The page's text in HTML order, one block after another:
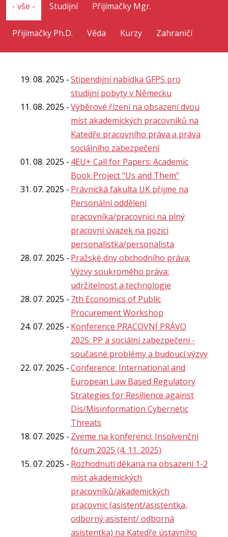
- vše - Studijní Přijímačky Mgr.
Přijímačky Ph.D. Věda Kurzy Zahraničí
19. 08. 2025
Stipendijní nabídka GFPS pro
studijní pobyty v Německu
11. 08. 2025
Výběrové řízení na obsazení dvou
míst akademických pracovníků na
Katedře pracovního práva a práva
sociálního zabezpečení
01. 08. 2025
4EU+ Call for Papers: Academic
Book Project "Us and Them"
31. 07. 2025
Právnická fakulta UK přijme na
Personální oddělení
pracovníka/pracovnici na plný
pracovní úvazek na pozici
personalistka/personalista
28. 07. 2025
Pražské dny obchodního práva:
Výzvy soukromého práva:
udržitelnost a technologie
28. 07. 2025
7th Economics of Public
Procurement Workshop
24. 07. 2025
Konference PRACOVNÍ PRÁVO
2025: PP a sociální zabezpečení -
současné problémy a budoucí výzvy
22. 07. 2025
Conference: International and
European Law Based Regulatory
Strategies for Resilience against
Dis/Misinformation Cybernetic
Threats
18. 07. 2025
Zveme na konferenci: Insolvenční
fórum 2025 (4. 11. 2025)
15. 07. 2025
Rozhodnutí děkana na obsazení 1-2
míst akademických
pracovníků/akademických
pracovnic (asistent/asistentka,
odborný asistent/ odborná
asistentka) na Katedře ústavního